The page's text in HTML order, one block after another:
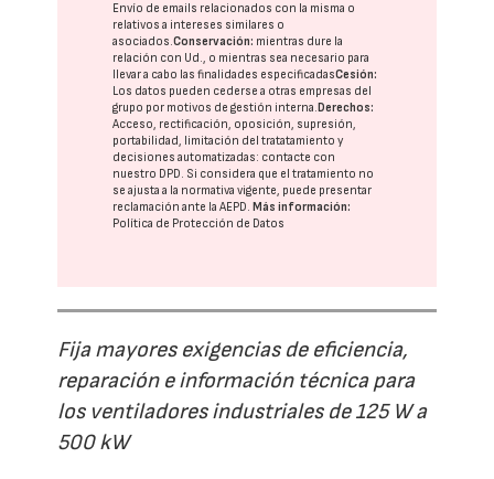
Envío de emails relacionados con la misma o
relativos a intereses similares o
asociados.Conservación: mientras dure la
relación con Ud., o mientras sea necesario para
llevar a cabo las finalidades especificadasCesión:
Los datos pueden cederse a otras empresas del
grupo por motivos de gestión interna. Derechos:
Acceso, rectificación, oposición, supresión,
portabilidad, limitación del tratatamiento y
decisiones automatizadas: contacte con
nuestro DPD. Si considera que el tratamiento no
se ajusta a la normativa vigente, puede presentar
reclamación ante laAEPD. Más información:
Política de Protección de Datos
Fija mayores exigencias de eficiencia,
reparación e información técnica para
los ventiladores industriales de 125 W a
500 kW